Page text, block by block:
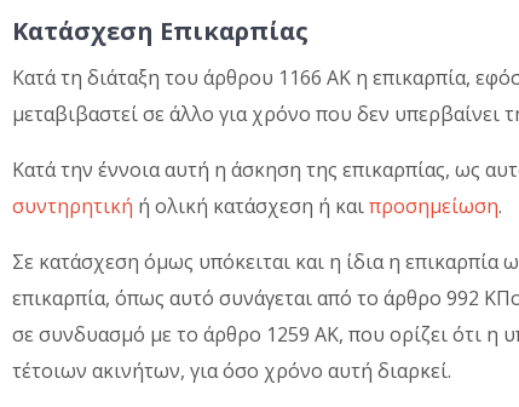
Κατάσχεση Επικαρπίας
Κατά τη διάταξη του άρθρου 1166 ΑΚ η επικαρπία,
μεταβιβαστεί σε άλλο για χρόνο που δεν υπερβαίνει
Κατά την έννοια αυτή η άσκηση της επικαρπίας, ως
συντηρητική ή ολική κατάσχεση ή καιπροσημείωση.
Σε κατάσχεση όμως υπόκειται και η ίδια η επικαρπία
επικαρπία, όπως αυτό συνάγεται από το άρθρο 992
σε συνδυασμό με το άρθρο 1259 ΑΚ, που ορίζει ότι η
τέτοιων ακινήτων, για όσο χρόνο αυτή διαρκεί.